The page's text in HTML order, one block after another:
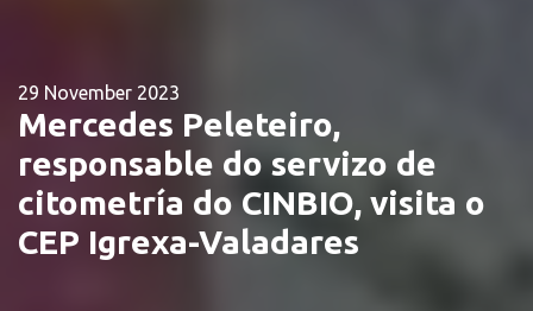
29 November 2023
Mercedes Peleteiro,
responsable do servizo de
citometría do CINBIO, visita o
CEP Igrexa-Valadares